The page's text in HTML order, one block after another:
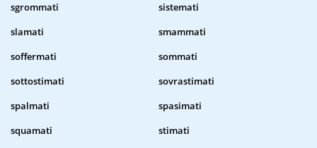
sgrommati
sistemati
slamati
smammati
soffermati
sommati
sottostimati
sovrastimati
spalmati
spasimati
squamati
stimati